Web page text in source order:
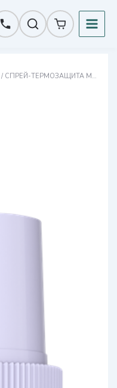
/ СПРЕЙ-ТЕРМОЗАЩИТА МУЛЬТИЭФФЕКТ МICROBIOM SKIN